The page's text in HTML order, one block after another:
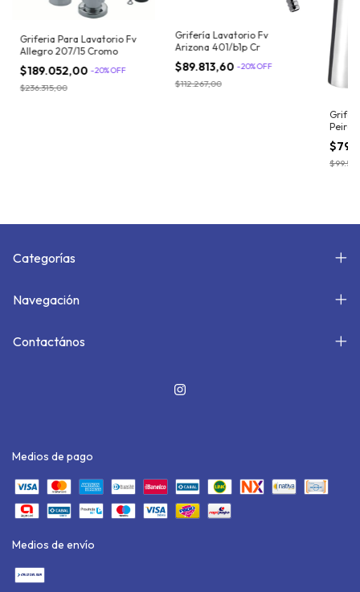
Griferia Para Lavatorio Fv
Allegro 207/15 Cromo
$189.052,00 -20%OFF
$236.315,00
Grifería Lavatorio Fv
Arizona 401/b1p Cr
$89.813,60 -20%OFF
$112.267,00
Adra
Categorías
Navegación
Contactános
Medios de pago
Medios de envío